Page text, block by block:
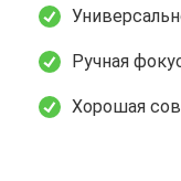
Ручная
Хорошая